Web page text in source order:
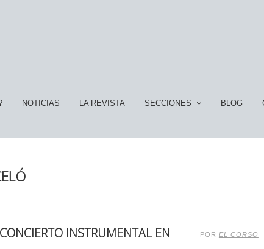
NOTICIAS LA REVISTA SECCIONES BLOG
INSTRUMENTAL EN
POR EL CORSO